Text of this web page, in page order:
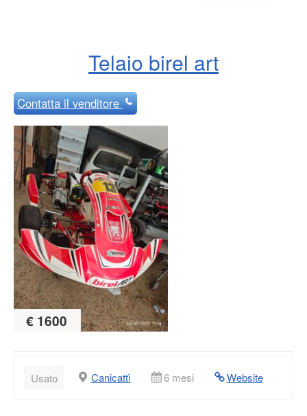
Telaio birel art
Contattail venditore
€ 1600
Usato Canicattì 6 mesi Website